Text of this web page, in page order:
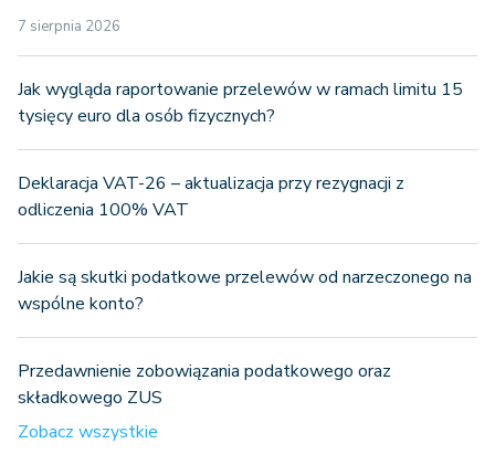
7 sierpnia 2026
Jak wygląda raportowanie przelewów w ramach limitu 15
tysięcy euro dla osób fizycznych?
Deklaracja VAT-26 – aktualizacja przy rezygnacji z
odliczenia 100% VAT
Jakie są skutki podatkowe przelewów od narzeczonego na
wspólne konto?
Przedawnienie zobowiązania podatkowego oraz
składkowego ZUS
Zobacz wszystkie